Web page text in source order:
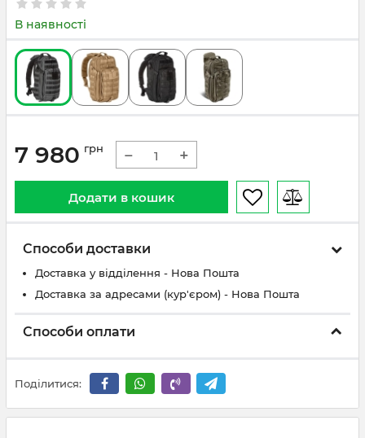
В наявності
7 980 грн − +
Додати в кошик
Способи доставки
Доставка у відділення - Нова Пошта
Доставка за адресами (кур'єром) - Нова Пошта
Способи оплати
Поділитися: